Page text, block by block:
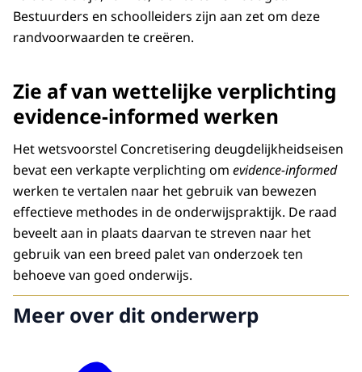
Bestuurders en schoolleiders zijn aan zet om deze
randvoorwaarden te creëren.
Zie af van wettelijke verplichting
evidence-informed werken
Het wetsvoorstel Concretisering deugdelijkheidseisen
bevat een verkapte verplichting om evidence-informed
werken te vertalen naar het gebruik van bewezen
effectieve methodes in de onderwijspraktijk. De raad
beveelt aan in plaats daarvan te streven naar het
gebruik van een breed palet van onderzoek ten
behoeve van goed onderwijs.
Meer over dit onderwerp